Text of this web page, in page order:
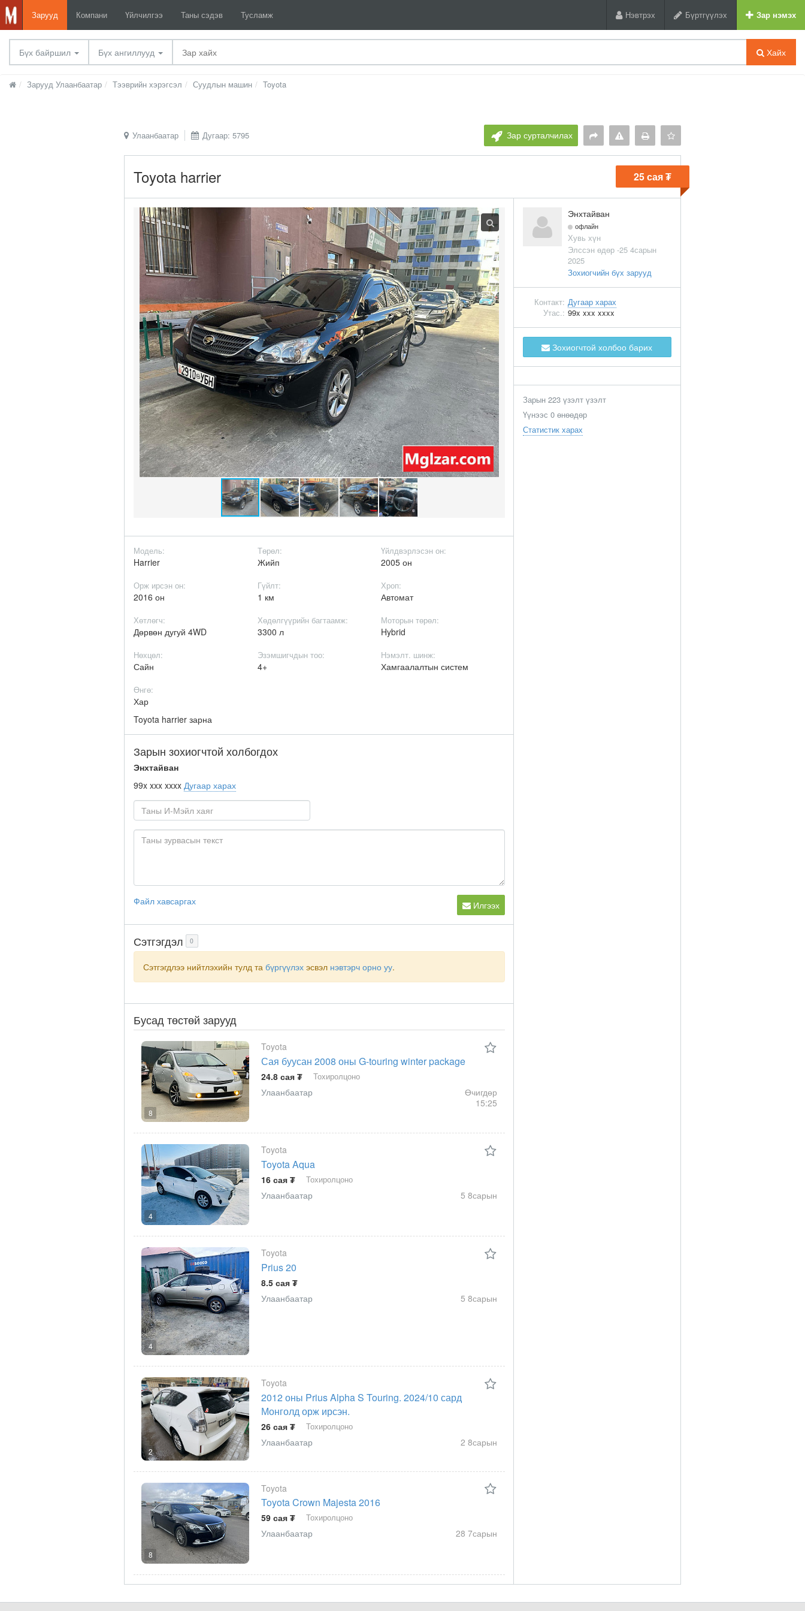
Зарууд Компани Үйлчилгээ Таны сэдэв Тусламж Нэвтрэх Бүртгүүлэх Зар нэмэх
Бүх байршил Бүх ангиллууд Хайх
Зарууд Улаанбаатар Тээврийн хэрэгсэл Суудлын машин Toyota
Улаанбаатар Дугаар: 5795 Зар сурталчилах
Toyota harrier 25 сая ₮
Модель:
Harrier
Төрөл:
Жийп
Үйлдвэрлэсэн он:
2005 он
Орж ирсэн он:
2016 он
Гүйлт:
1 км
Хроп:
Автомат
Хөтлөгч:
Дөрвөн дугуй 4WD
Хөдөлгүүрийн багтаамж:
3300 л
Моторын төрөл:
Hybrid
Нөхцөл:
Сайн
Эзэмшигчдын тоо:
4+
Нэмэлт. шинж:
Хамгаалалтын систем
Өнгө:
Хар
Toyota harrier зарна
Зарын зохиогчтой холбогдох
Энхтайван
99x xxx xxxx Дугаар харах
Файл хавсаргах Илгээх
Сэтгэгдэл 0
Сэтгэгдлээ нийтлэхийн тулд та бүргүүлэх эсвэл нэвтэрч орно уу.
Бусад төстөй зарууд
8
Toyota
Сая буусан 2008 оны G-touring winter package
24.8 сая ₮ Тохиролцоно
Улаанбаатар
Өчигдөр
15:25
4
Toyota
Toyota Aqua
16 сая ₮ Тохиролцоно
Улаанбаатар 5 8сарын
4
Toyota
Prius 20
8.5 сая ₮
Улаанбаатар
5 8сарын
2
Toyota
2012 оны Prius Alpha S Touring. 2024/10 сард
Монголд орж ирсэн.
26 сая ₮ Тохиролцоно
Улаанбаатар 2 8сарын
8
Toyota
Toyota Crown Majesta 2016
59 сая ₮ Тохиролцоно
Улаанбаатар 28 7сарын
Энхтайван
офлайн
Хувь хүн
Элссэн өдөр -25 4сарын
2025
Зохиогчийн бүх зарууд
Контакт: Дугаар харах
Утас.: 99x xxx xxxx
Зохиогчтой холбоо барих
Зарын 223 үзэлт үзэлт
Үүнээс 0 өнөөдөр
Статистик харах